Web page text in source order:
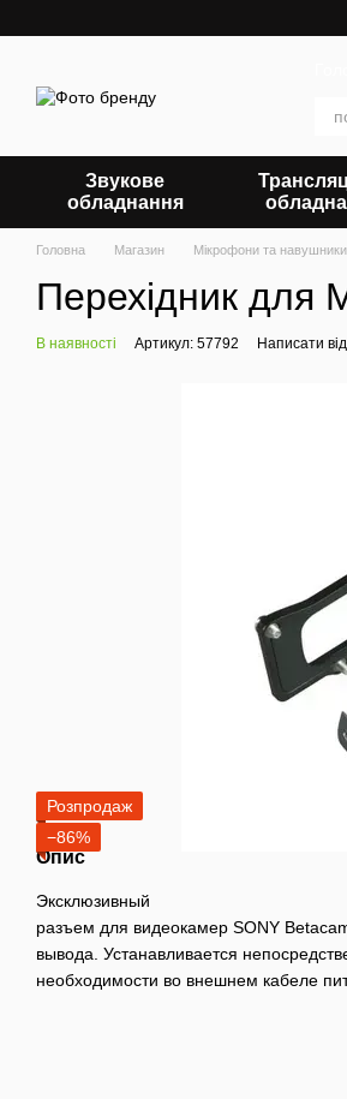
Звукове
обладнання
Головна Магазин Мікрофони та навушники
Перехідник для
В наявності Артикул: 57792 Написати
Розпродаж
−86%
Опис
Эксклюзивный
разъем для видеокамер SONY
вывода. Устанавливается
необходимости во внешнем кабеле